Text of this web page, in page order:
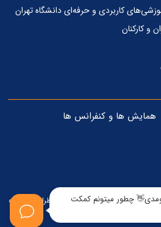
کاربردی‌ و‌ حرفه‌ای دانشگاه تهران
و کارکنان
همایش ها و کنفرانس ها
© تمامی حقوق مادی و معنوی برای این وبسایت محفوظ است - 1405 . طراحی و پیاده
چطور میتونم کمکت